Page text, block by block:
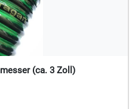
(ca. 3 Zoll)